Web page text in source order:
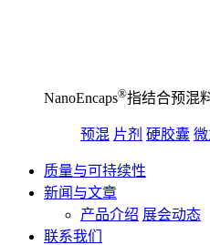
NanoEncaps®️指结合预混
预混 片剂 硬胶囊
质量与可持续性
新闻与文章
产品介绍 展会动态
联系我们